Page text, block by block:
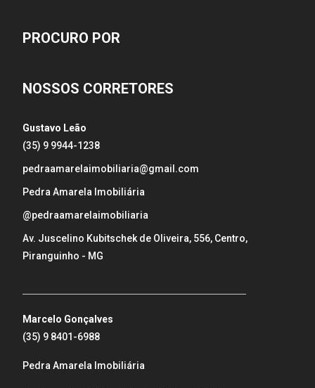
PROCURO POR
NOSSOS CORRETORES
Gustavo Leão
(35) 9 9944-1238
pedraamarelaimobiliaria@gmail.com
Pedra Amarela Imobiliária
@pedraamarelaimobiliaria
Av. Juscelino Kubitschek de Oliveira, 556, Centro,
Piranguinho - MG
Marcelo Gonçalves
(35) 9 8401-6988
Pedra Amarela Imobiliária